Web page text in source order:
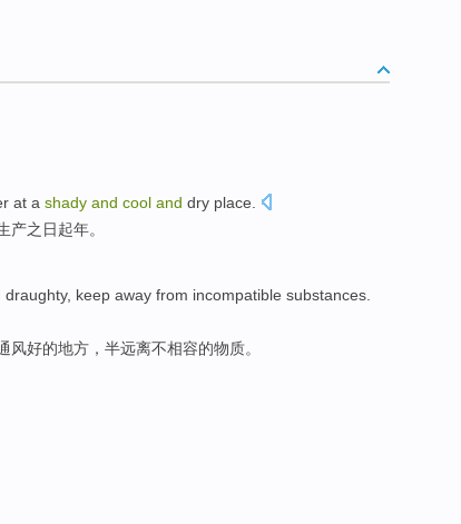
at a shady and cool and dry place
产之日起年。
draughty, keep away from incompatible substances
风好的地方 ，半远离不相容的物质。